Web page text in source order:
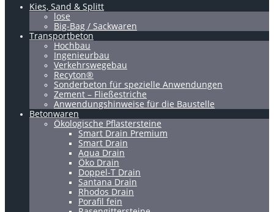
Kies, Sand & Splitt
lose
Big-Bag / Sackwaren
Transportbeton
Hochbau
Ingenieurbau
Verkehrswegebau
Recyton®
Sonderbeton für spezielle Anwendungen
Zement – Fließestriche
Anwendungshinweise für die Baustelle
Betonwaren
Ökologische Pflastersteine
Smart Drain Premium
Smart Drain
Aqua Drain
Öko Drain
Doppel-T Drain
Santana Drain
Rhodos Drain
Porafil fein